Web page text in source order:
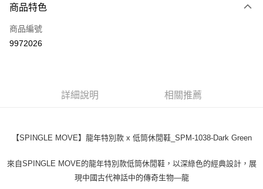
LINE Pay
Apple Pay
運送方式
全家取貨付款
商品特色
商品編號
9972026
詳細說明 相關推薦
【SPINGLE MOVE】龍年特別款 x 低筒休閒鞋_SPM-1038-Dark Green
來自SPINGLE MOVE的龍年特別款低筒休閒鞋，以深綠色的經典設計，展
現中國古代神話中的傳奇生物—龍